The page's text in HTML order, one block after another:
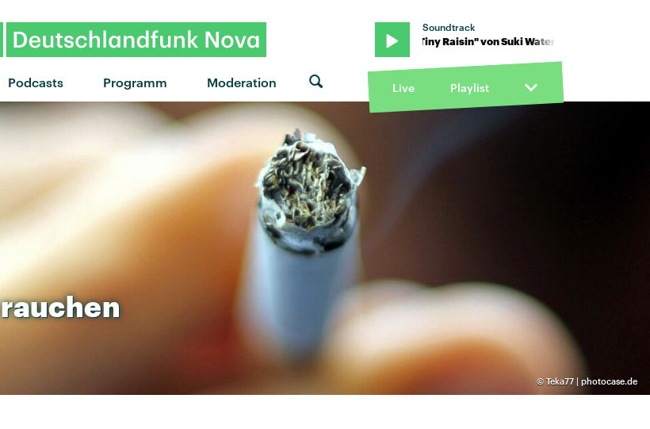
Podcasts Programm Moderation
Soundtrack
"Tiny Raisin" von Suki Waterhouse · "Tiny Raisin" von Suki Waterhouse · "Tiny Raisin" von
Live Playlist
© Teka77 | photocase.de
rauchen